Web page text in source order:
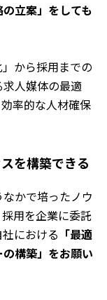
立案」をしても
から採用までの
人媒体の最適
率的な人材確保
を構築できる
かで培ったノウ
用を企業に委託
における 「最適
構築」をお願い